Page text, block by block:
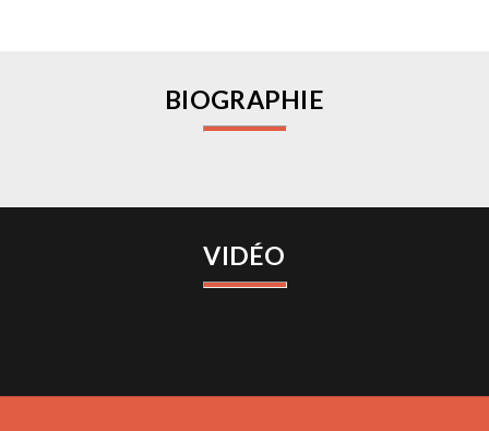
BIOGRAPHIE
VIDÉO